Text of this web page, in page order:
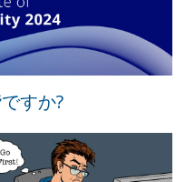
すか?